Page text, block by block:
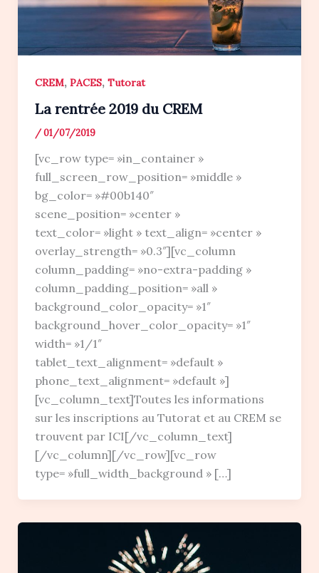
CREM, PACES, Tutorat
La rentrée 2019 du CREM
/01/07/2019
[vc_row type= »in_container »
full_screen_row_position= »middle »
bg_color= »#00b140″
scene_position= »center »
text_color= »light » text_align= »center »
overlay_strength= »0.3″][vc_column
column_padding= »no-extra-padding »
column_padding_position= »all »
background_color_opacity= »1″
background_hover_color_opacity= »1″
width= »1/1″
tablet_text_alignment= »default »
phone_text_alignment= »default »]
[vc_column_text]Toutes les informations
sur les inscriptions au Tutorat et au CREM se
trouvent par ICI[/vc_column_text]
[/vc_column][/vc_row][vc_row
type= »full_width_background » […]